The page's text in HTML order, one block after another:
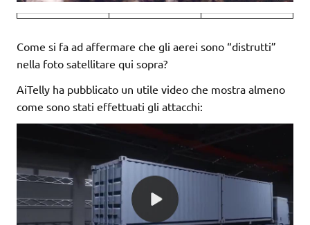
Come si fa ad affermare che gli aerei sono “distrutti”
nella foto satellitare qui sopra?
AiTelly ha pubblicato un utile video che mostra almeno
come sono stati effettuati gli attacchi: